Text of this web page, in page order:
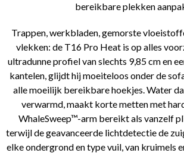
bereikbare plekken
Trappen, werkbladen, gemorste
vlekken: de T16 Pro Heat is op alles
ultradunne profiel van slechts 9,85 cm en
kantelen, glijdt hij moeiteloos onder de
alle moeilijk bereikbare hoekjes. Water
verwarmd, maakt korte metten met
WhaleSweep™-arm bereikt als vanzelf
terwijl de geavanceerde lichtdetectie de
elke ondergrond en type vuil, van kruimels